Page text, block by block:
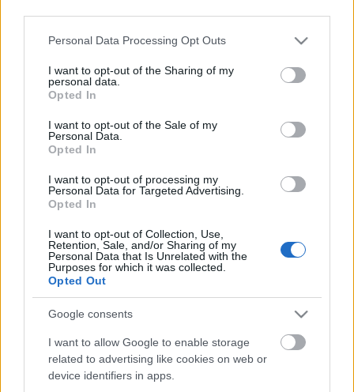
Please note that this website/app uses one or more Google
not limited to your visit or usage behaviour. You may click to
grant or deny consent to Google and its third-party tags to
use your data for below specified purposes in below Google
consent section.
Personal Data Processing Opt Outs
I want to opt-out of the Sharing of my
personal data.
Opted In
I want to opt-out of the Sale of my
Personal Data.
Opted In
I want to opt-out of processing my
Personal Data for Targeted Advertising.
Opted In
I want to opt-out of Collection, Use,
Retention, Sale, and/or Sharing of my
Personal Data that Is Unrelated with the
Purposes for which it was collected.
Opted Out
Google consents
I want to allow Google to enable storage
related to advertising like cookies on web or
device identifiers in apps.
A 21 énekes, köztük 4 magyar részvételével tartott
fordulóban került sor a Zeneakadémia Solti-
termében, ahol az énekeseknek két operarészletet
kellett előadniuk zongorakíséret mellett. A kedden és
szerdán tartott elődöntőkre 62 fiatal énekest, köztük
9 magyart vártak, az énekesek erre az alkalomra egy
Liszt-dallal, valamint két különböző karakterű
áriával készültek.
Az I. Nemzetközi Marton Éva Énekverseny a
Zeneakadémia első saját rendezésű nagyszabású
nemzetközi zenei versenye. Az indulók közül a
legtöbben Ukrajnából, Oroszországból, Romániából,
Lengyelországból és a Távol-Keletről (Dél-Korea,
Kína és Japán) érkeztek, de jelentkeztek Nyugat-
Európából (Svájc, Dánia, Belgium, Nagy-Britannia,
Portugália, Spanyolország, Franciaország,
Olaszország), valamint Argentínából és a Fülöp-
szigetekről is.